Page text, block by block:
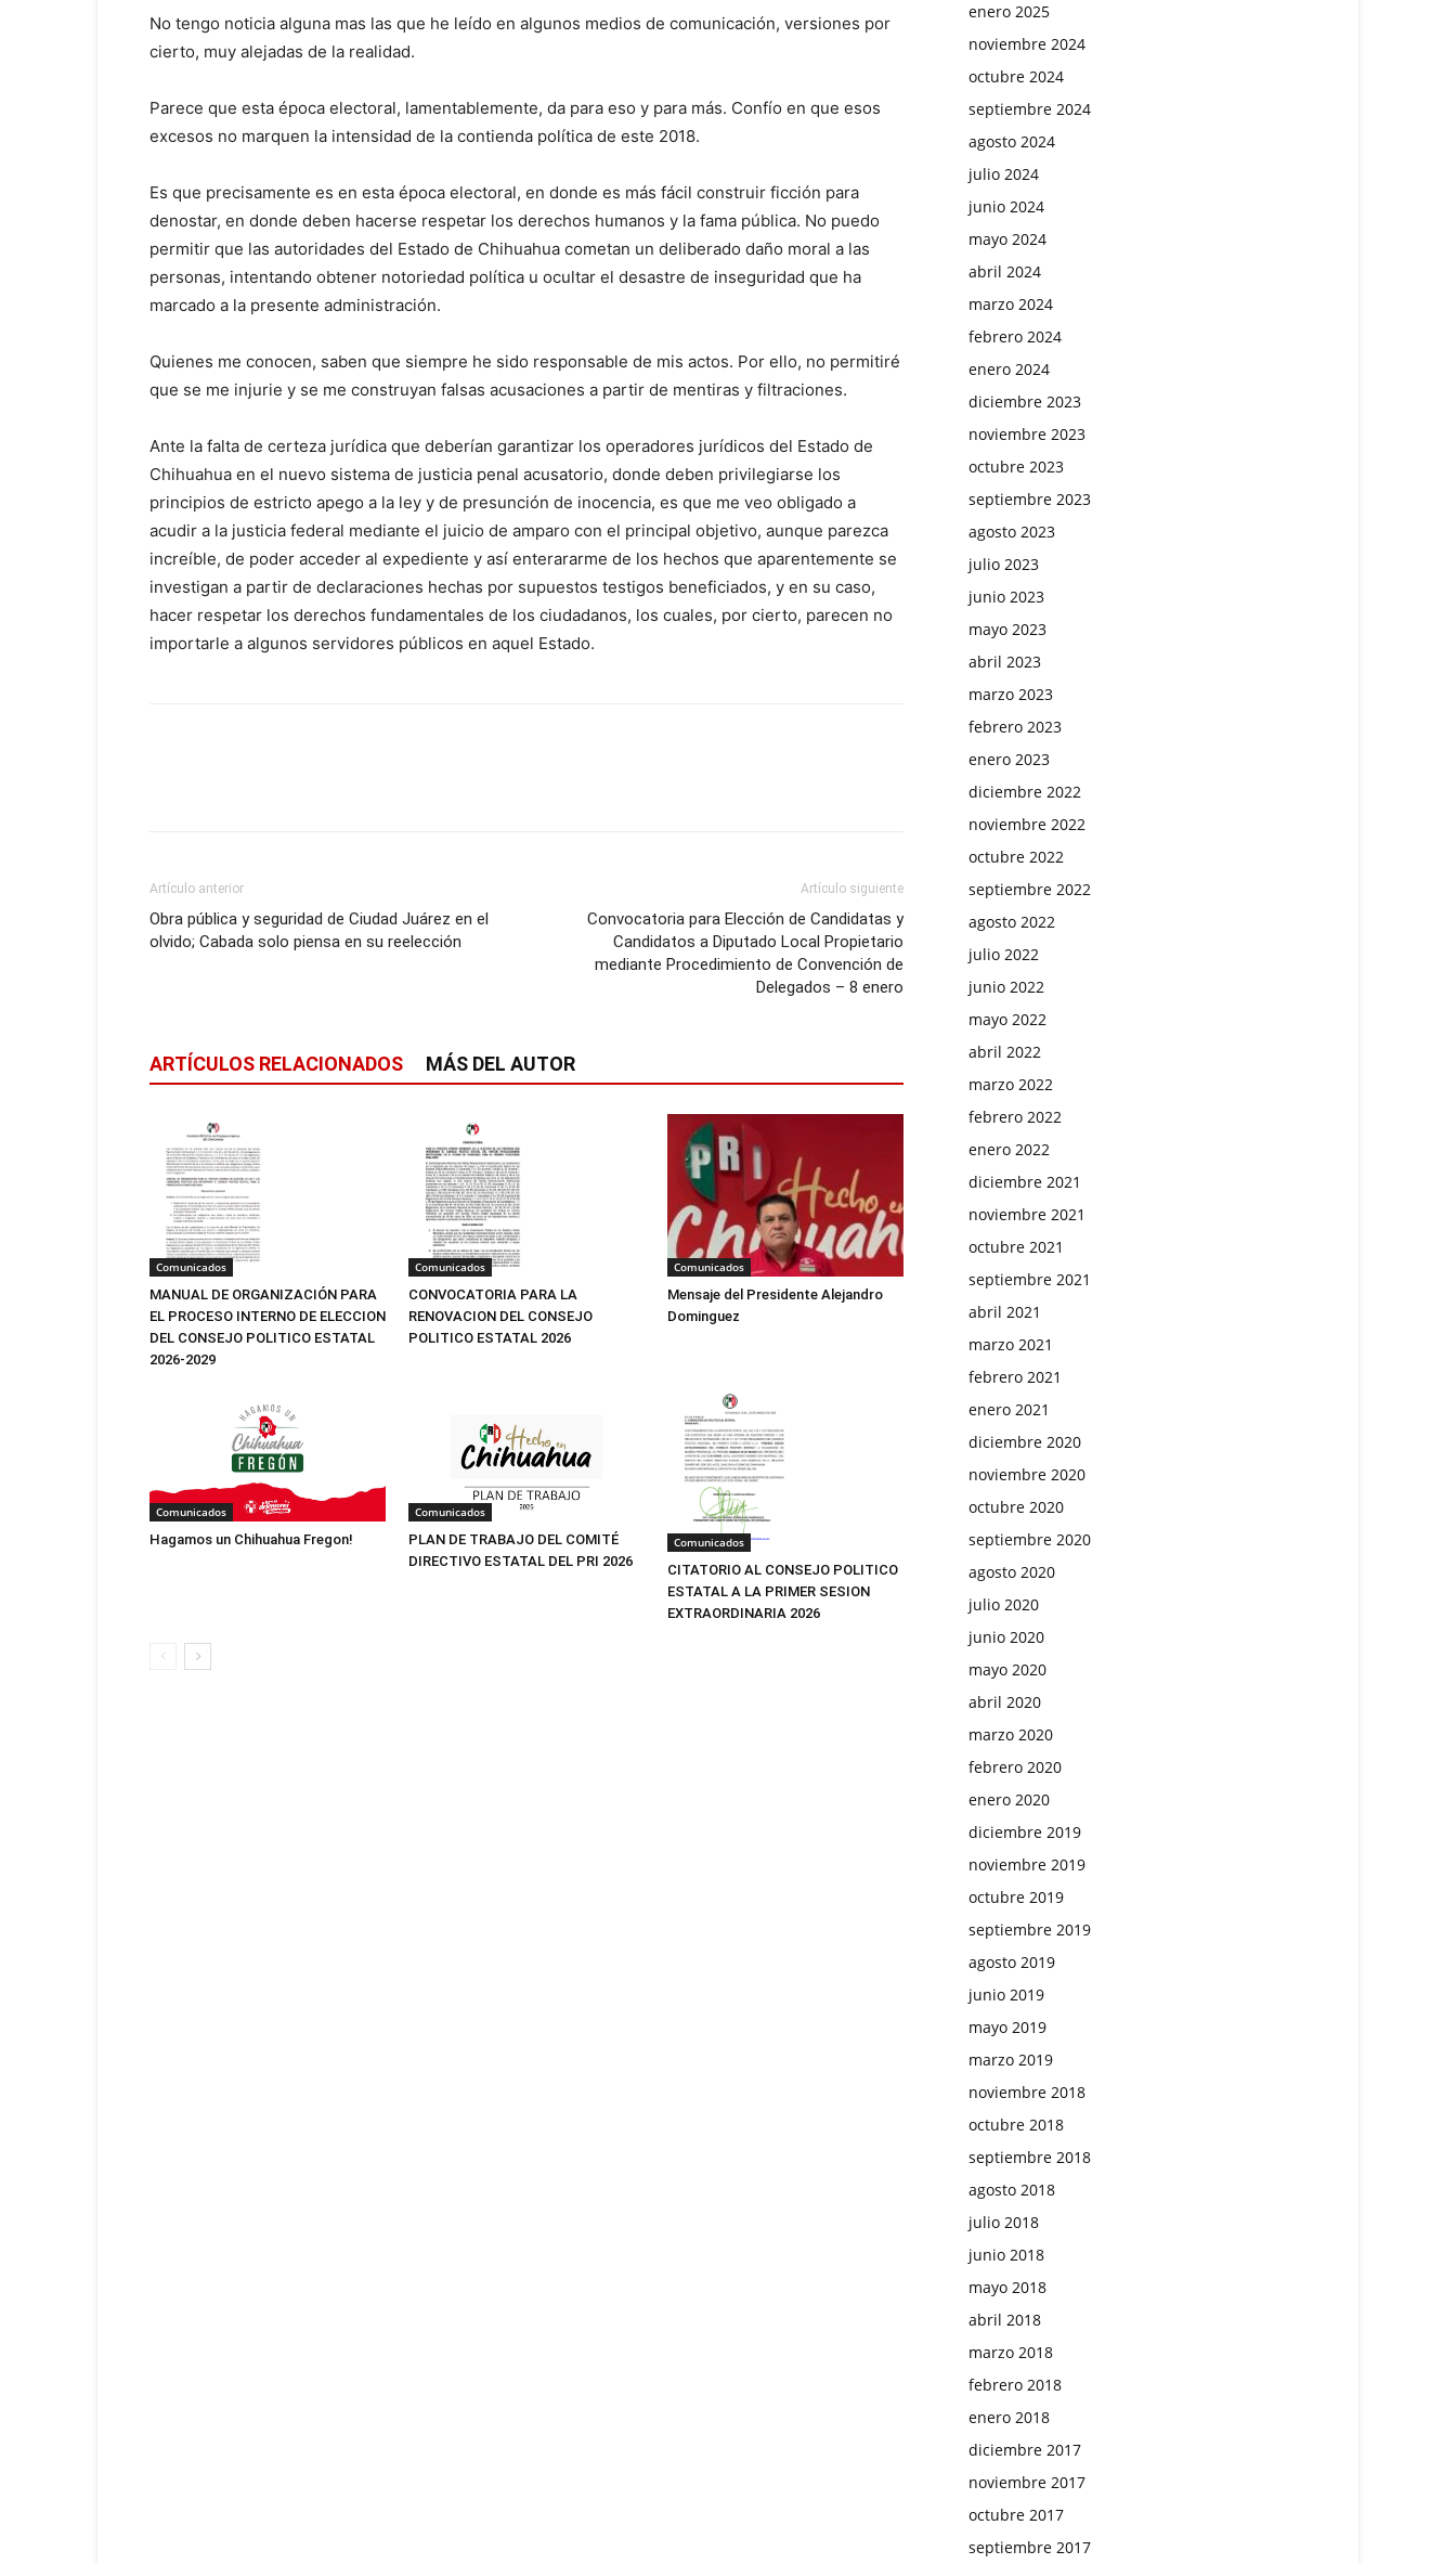
No tengo noticia alguna mas las que he leído en algunos medios de comunicación, versiones por
cierto, muy alejadas de la realidad.
Parece que esta época electoral, lamentablemente, da para eso y para más. Confío en que esos
excesos no marquen la intensidad de la contienda política de este 2018.
Es que precisamente es en esta época electoral, en donde es más fácil construir ficción para
denostar, en donde deben hacerse respetar los derechos humanos y la fama pública. No puedo
permitir que las autoridades del Estado de Chihuahua cometan un deliberado daño moral a las
personas, intentando obtener notoriedad política u ocultar el desastre de inseguridad que ha
marcado a la presente administración.
Quienes me conocen, saben que siempre he sido responsable de mis actos. Por ello, no permitiré
que se me injurie y se me construyan falsas acusaciones a partir de mentiras y filtraciones.
Ante la falta de certeza jurídica que deberían garantizar los operadores jurídicos del Estado de
Chihuahua en el nuevo sistema de justicia penal acusatorio, donde deben privilegiarse los
principios de estricto apego a la ley y de presunción de inocencia, es que me veo obligado a
acudir a la justicia federal mediante el juicio de amparo con el principal objetivo, aunque parezca
increíble, de poder acceder al expediente y así enterararme de los hechos que aparentemente se
investigan a partir de declaraciones hechas por supuestos testigos beneficiados, y en su caso,
hacer respetar los derechos fundamentales de los ciudadanos, los cuales, por cierto, parecen no
importarle a algunos servidores públicos en aquel Estado.
Artículo anterior
Obra pública y seguridad de Ciudad Juárez en el
olvido; Cabada solo piensa en su reelección
Artículo siguiente
Convocatoria para Elección de Candidatas y
Candidatos a Diputado Local Propietario
mediante Procedimiento de Convención de
Delegados – 8 enero
ARTÍCULOS RELACIONADOS MÁS DEL AUTOR
Comunicados
MANUAL DE ORGANIZACIÓN PARA
EL PROCESO INTERNO DE ELECCION
DEL CONSEJO POLITICO ESTATAL
2026-2029
Comunicados
CONVOCATORIA PARA LA
RENOVACION DEL CONSEJO
POLITICO ESTATAL 2026
Comunicados
Mensaje del Presidente Alejandro
Dominguez
Comunicados
Hagamos un Chihuahua Fregon!
Comunicados
PLAN DE TRABAJO DEL COMITÉ
DIRECTIVO ESTATAL DEL PRI 2026
Comunicados
CITATORIO AL CONSEJO POLITICO
ESTATAL A LA PRIMER SESION
EXTRAORDINARIA 2026
enero 2025
noviembre 2024
octubre 2024
septiembre 2024
agosto 2024
julio 2024
junio 2024
mayo 2024
abril 2024
marzo 2024
febrero 2024
enero 2024
diciembre 2023
noviembre 2023
octubre 2023
septiembre 2023
agosto 2023
julio 2023
junio 2023
mayo 2023
abril 2023
marzo 2023
febrero 2023
enero 2023
diciembre 2022
noviembre 2022
octubre 2022
septiembre 2022
agosto 2022
julio 2022
junio 2022
mayo 2022
abril 2022
marzo 2022
febrero 2022
enero 2022
diciembre 2021
noviembre 2021
octubre 2021
septiembre 2021
abril 2021
marzo 2021
febrero 2021
enero 2021
diciembre 2020
noviembre 2020
octubre 2020
septiembre 2020
agosto 2020
julio 2020
junio 2020
mayo 2020
abril 2020
marzo 2020
febrero 2020
enero 2020
diciembre 2019
noviembre 2019
octubre 2019
septiembre 2019
agosto 2019
junio 2019
mayo 2019
marzo 2019
noviembre 2018
octubre 2018
septiembre 2018
agosto 2018
julio 2018
junio 2018
mayo 2018
abril 2018
marzo 2018
febrero 2018
enero 2018
diciembre 2017
noviembre 2017
octubre 2017
septiembre 2017